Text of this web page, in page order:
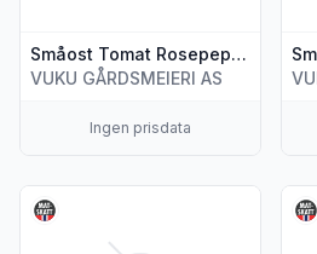
Småost Tomat Rosepepper 300g Vuku
VUKU GÅRDSMEIERI AS
Ingen prisdata
Vis flere detaljer for produktet